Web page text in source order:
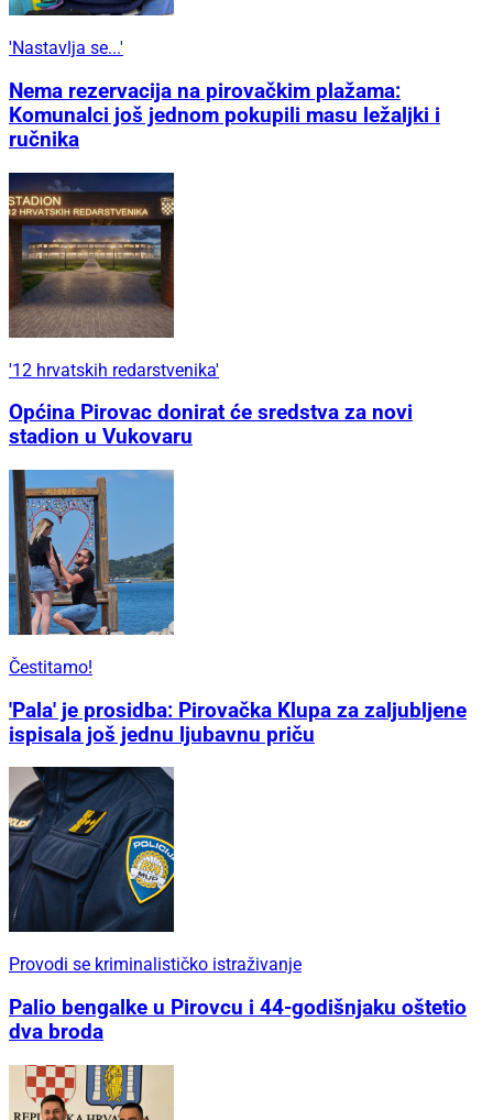
'Nastavlja se...'
Nema rezervacija na pirovačkim plažama:
Komunalci još jednom pokupili masu ležaljki i
ručnika
'12 hrvatskih redarstvenika'
Općina Pirovac donirat će sredstva za novi
stadion u Vukovaru
Čestitamo!
'Pala' je prosidba: Pirovačka Klupa za zaljubljene
ispisala još jednu ljubavnu priču
Provodi se kriminalističko istraživanje
Palio bengalke u Pirovcu i 44-godišnjaku oštetio
dva broda